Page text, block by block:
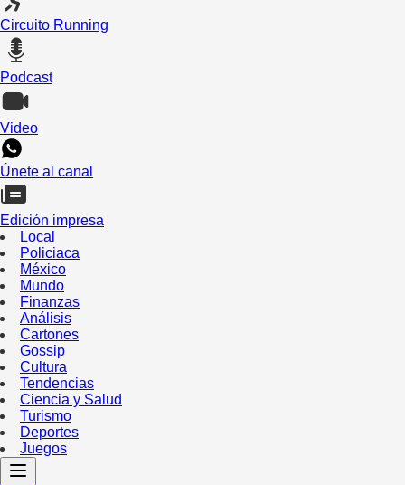
Circuito Running
Podcast
Video
Únete al canal
Edición impresa
Local
Policiaca
México
Mundo
Finanzas
Análisis
Cartones
Gossip
Cultura
Tendencias
Ciencia y Salud
Turismo
Deportes
Juegos